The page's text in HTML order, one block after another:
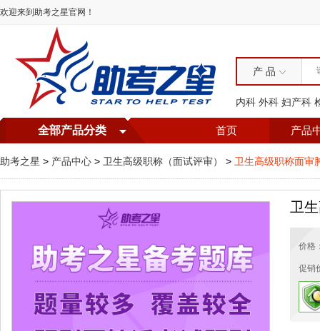
欢迎来到助考之星官网！
产 品
内科 外科 妇产科
首页 产品
全部产品分类
助考之星 > 产品中心 > 卫生高级职称（面试评审） > 卫生高级职称面审
卫
价格
促销